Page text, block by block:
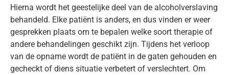
Hierna wordt het geestelijke deel van de alcoholverslaving
behandeld. Elke patiënt is anders, en dus vinden er weer
gesprekken plaats om te bepalen welke soort therapie of
andere behandelingen geschikt zijn. Tijdens het verloop
van de opname wordt de patiënt in de gaten gehouden en
gecheckt of diens situatie verbetert of verslechtert. Om